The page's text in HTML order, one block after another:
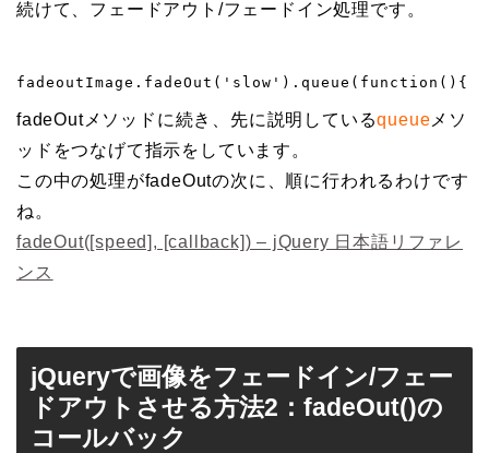
続けて、フェードアウト/フェードイン処理です。
fadeOutメソッドに続き、先に説明しているqueue メソ
ッドをつなげて指示をしています。
この中の処理がfadeOutの次に、順に行われるわけです
ね。
fadeOut([speed], [callback]) – jQuery 日本語リファレ
ンス
jQueryで画像をフェードイン/フェー
ドアウトさせる方法2：fadeOut()の
コールバック